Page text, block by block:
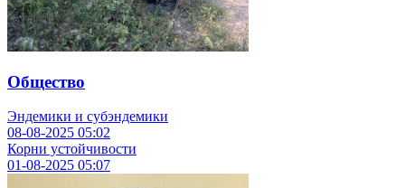
Общество
Эндемики и субэндемики
08-08-2025 05:02
Корни устойчивости
01-08-2025 05:07